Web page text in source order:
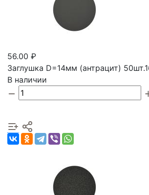
56.00 ₽
Заглушка D=14мм (антрацит)
В наличии